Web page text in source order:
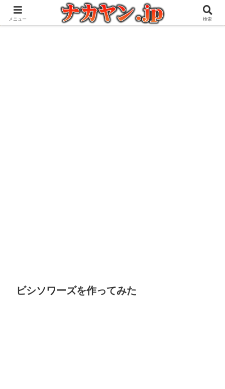
アウトドアとガジェット好きな管理人の愉快な日々を綴るブログ
ビシソワーズを作ってみた
メニュー 検索